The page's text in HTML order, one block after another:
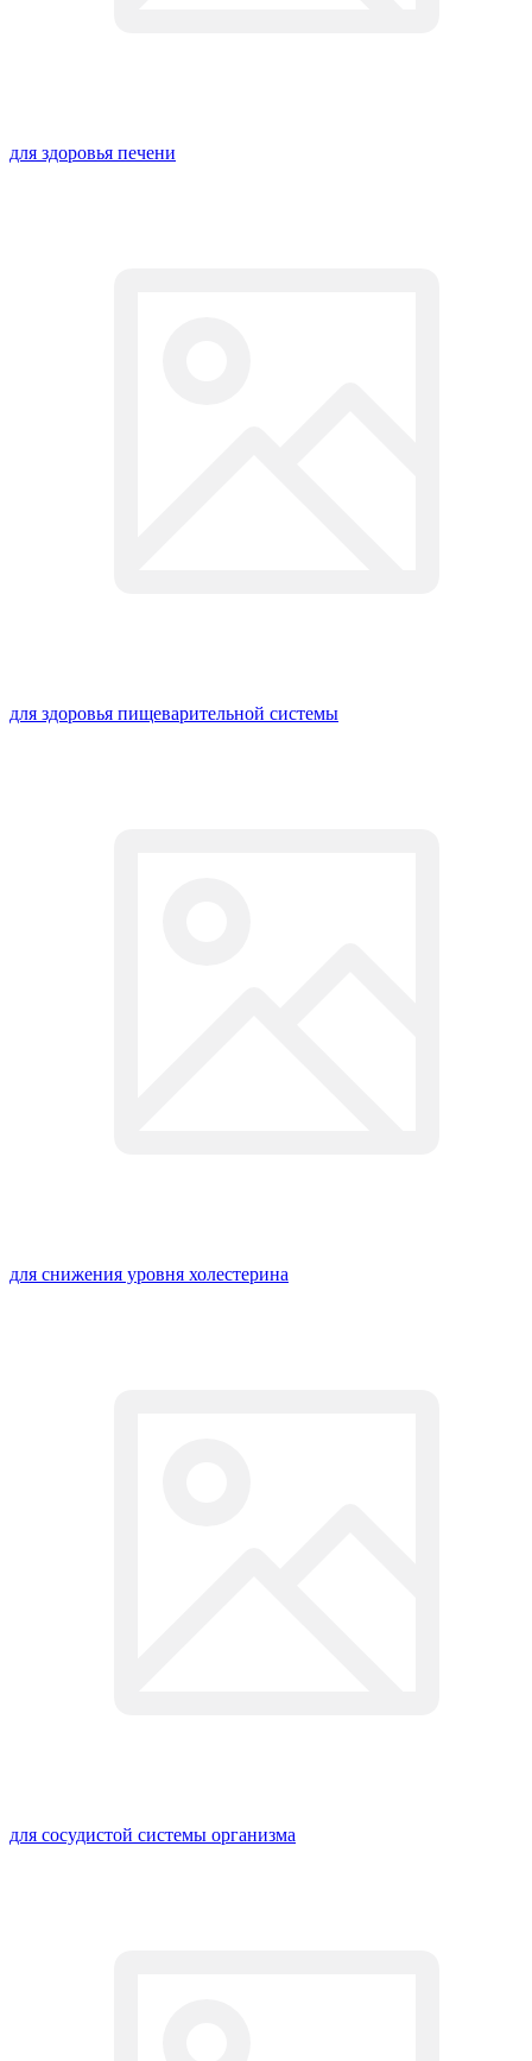
для здоровья печени
для здоровья пищеварительной системы
для снижения уровня холестерина
для сосудистой системы организма